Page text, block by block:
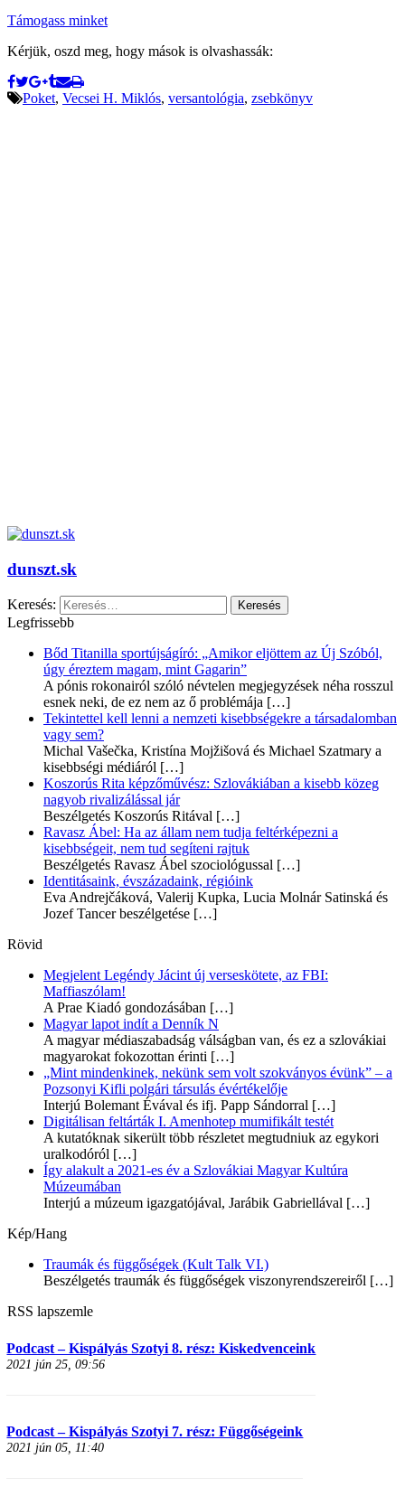
Támogass minket
Kérjük, oszd meg, hogy mások is olvashassák:
Poket, Vecsei H. Miklós, versantológia, zsebkönyv
dunszt.sk
Keresés:
Legfrissebb
Bőd Titanilla sportújságíró: „Amikor eljöttem az Új Szóból,
úgy éreztem magam, mint Gagarin”
A pónis rokonairól szóló névtelen megjegyzések néha rosszul
esnek neki, de ez nem az ő problémája […]
Tekintettel kell lenni a nemzeti kisebbségekre a társadalomban
vagy sem?
Michal Vašečka, Kristína Mojžišová és Michael Szatmary a
kisebbségi médiáról […]
Koszorús Rita képzőművész: Szlovákiában a kisebb közeg
nagyob rivalizálással jár
Beszélgetés Koszorús Ritával […]
Ravasz Ábel: Ha az állam nem tudja feltérképezni a
kisebbségeit, nem tud segíteni rajtuk
Beszélgetés Ravasz Ábel szociológussal […]
Identitásaink, évszázadaink, régióink
Eva Andrejčáková, Valerij Kupka, Lucia Molnár Satinská és
Jozef Tancer beszélgetése […]
Rövid
Megjelent Legéndy Jácint új verseskötete, az FBI:
Maffiaszólam!
A Prae Kiadó gondozásában […]
Magyar lapot indít a Denník N
A magyar médiaszabadság válságban van, és ez a szlovákiai
magyarokat fokozottan érinti […]
„Mint mindenkinek, nekünk sem volt szokványos évünk” – a
Pozsonyi Kifli polgári társulás évértékelője
Interjú Bolemant Évával és ifj. Papp Sándorral […]
Digitálisan feltárták I. Amenhotep mumifikált testét
A kutatóknak sikerült több részletet megtudniuk az egykori
uralkodóról […]
Így alakult a 2021-es év a Szlovákiai Magyar Kultúra
Múzeumában
Interjú a múzeum igazgatójával, Jarábik Gabriellával […]
Kép/Hang
Traumák és függőségek (Kult Talk VI.)
Beszélgetés traumák és függőségek viszonyrendszereiről […]
RSS lapszemle
Podcast – Kispályás Szotyi 8. rész: Kiskedvenceink
2021 jún 25, 09:56
Podcast – Kispályás Szotyi 7. rész: Függőségeink
2021 jún 05, 11:40